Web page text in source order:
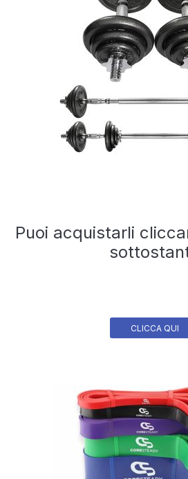
Puoi acquistarli
CLICCA QUI